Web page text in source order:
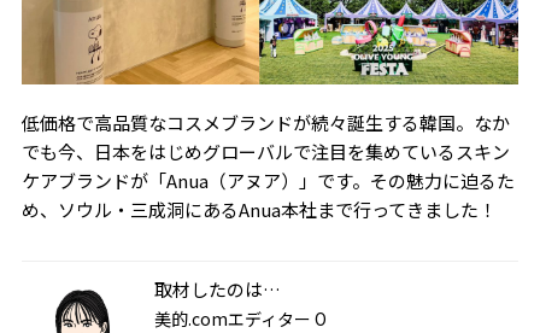
低価格で高品質なコスメブランドが続々誕生する韓国。なか
でも今、日本をはじめグローバルで注目を集めているスキン
ケアブランドが「Anua（アヌア）」です。その魅力に迫るた
め、ソウル・三成洞にあるAnua本社まで行ってきました！
取材したのは…
美的.comエディター O